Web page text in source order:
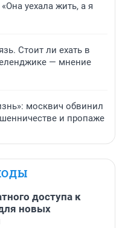
уехала жить, а я
Стоит ли ехать в
— мнение
москвич обвинил
и пропаже
доступа к
новых